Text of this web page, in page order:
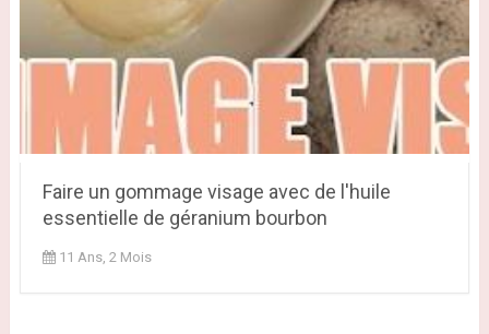
Faire un gommage visage avec de l'huile
essentielle de géranium bourbon
11 Ans, 2 Mois